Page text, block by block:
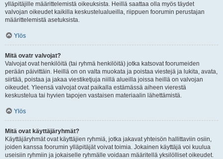
ylläpitäjille määrittelemistä oikeuksista. Heillä saattaa olla myös täydet
valvojan oikeudet kaikilla keskustelualueilla, riippuen foorumin perustajan
määrittelemistä asetuksista.
Ylös
Mitä ovatr valvojat?
Valvojat ovat henkilöitä (tai ryhmä henkilöitä) jotka katsovat foorumeiden
perään päivittäin. Heillä on on valta muokata ja poistaa viestejä ja lukita, avata,
siirtää, poistaa ja jakaa viestiketjuja niillä alueilla joissa heillä on valvojan
oikeudet. Yleensä valvojat ovat paikalla estämässä aiheen vierestä
keskustelua tai hyvien tapojen vastaisen materiaalin lähettämistä.
Ylös
Mitä ovat käyttäjäryhmät?
Käyttäjäryhmät ovat käyttäjien ryhmiä, jotka jakavat yhteisön hallittaviin osiin,
joiden kanssa foorumin ylläpitäjät voivat toimia. Jokainen käyttäjä voi kuulua
useisiin ryhmiin ja jokaiselle ryhmälle voidaan määritellä yksilölliset oikeudet.